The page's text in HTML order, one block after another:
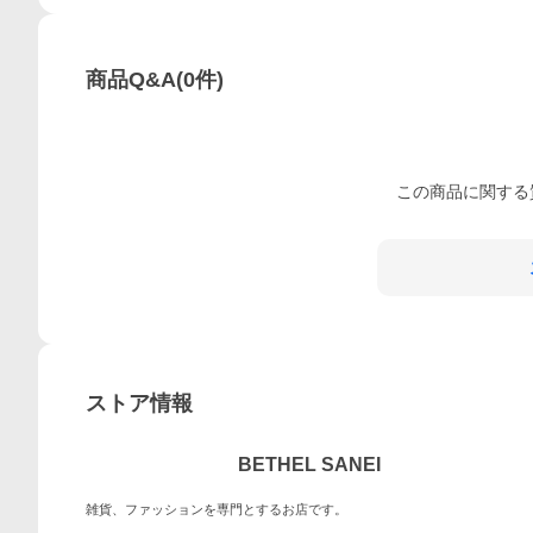
商品Q&A(0件)
この商品に関す
ストア情報
BETHEL SANEI
雑貨、ファッションを専門とするお店です。